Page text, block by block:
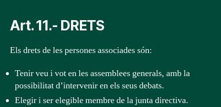
Art. 11.- DRETS
Els drets de les persones associades són:
Tenir veu i vot en les assemblees generals, amb la
possibilitat d’intervenir en els seus debats.
Elegir i ser elegible membre de la junta directiva.